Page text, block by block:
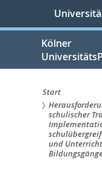
springen
Kölner
Sie
sind
hier:
Start
schulischer
und